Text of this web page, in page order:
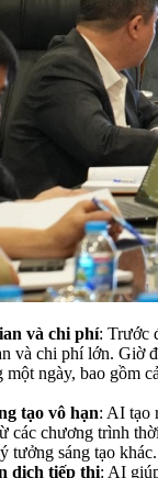
và chi phí: Trước
và chi phí lớn. Giờ
ngày, bao gồm
tạo vô hạn: AI tạo
các chương trình
tưởng sáng tạo khác.
dịch tiếp thị: AI